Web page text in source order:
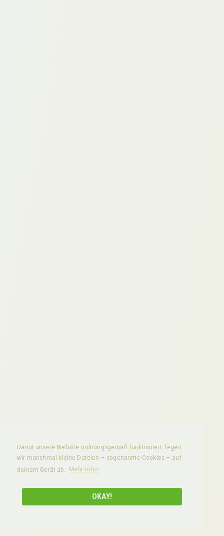
Damit unsere Website ordnungsgemäß funktioniert, legen
wir manchmal kleine Dateien – sogenannte Cookies – auf
deinem Gerät ab.
Mehr Infos
OKAY!